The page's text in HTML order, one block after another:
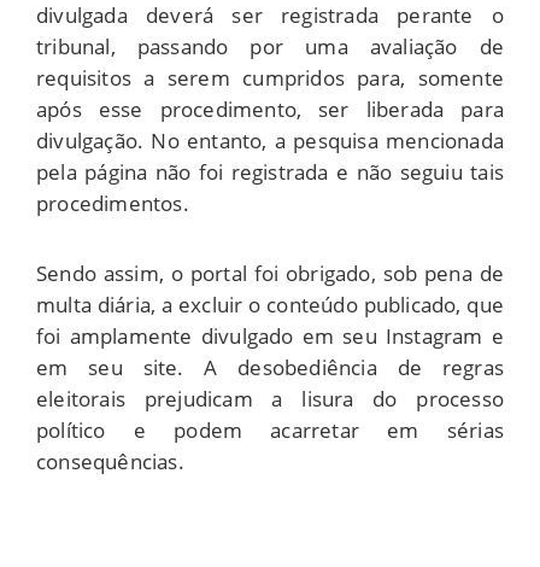
divulgada deverá ser registrada perante o
tribunal, passando por uma avaliação de
requisitos a serem cumpridos para, somente
após esse procedimento, ser liberada para
divulgação. No entanto, a pesquisa mencionada
pela página não foi registrada e não seguiu tais
procedimentos.
Sendo assim, o portal foi obrigado, sob pena de
multa diária, a excluir o conteúdo publicado, que
foi amplamente divulgado em seu Instagram e
em seu site. A desobediência de regras
eleitorais prejudicam a lisura do processo
político e podem acarretar em sérias
consequências.